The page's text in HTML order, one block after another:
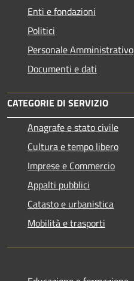
Enti e fondazioni
Politici
Personale Amministrativo
Documenti e dati
CATEGORIE DI SERVIZIO
Anagrafe e stato civile
Cultura e tempo libero
Imprese e Commercio
Appalti pubblici
Catasto e urbanistica
Mobilità e trasporti